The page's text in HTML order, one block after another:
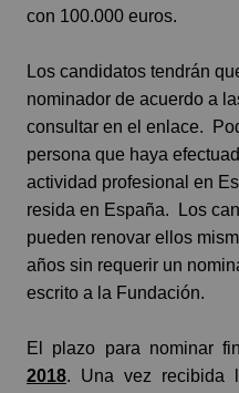
con 100.000 euros.
Los candidatos tendrán
nominador de acuerdo a
consultar en el enlace.
persona que haya
actividad profesional en
resida en España. Los
pueden renovar ellos
años sin requerir un
escrito a la Fundación.
El plazo para nominar
2018. Una vez recibida